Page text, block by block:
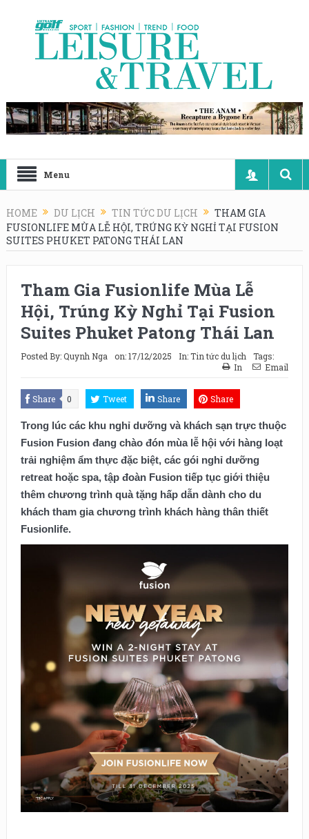
Menu
HOME DU LỊCH TIN TỨC DU LỊCH
THAM GIA
FUSIONLIFE MÙA LỄ HỘI, TRÚNG KỲ NGHỈ TẠI FUSION
SUITES PHUKET PATONG THÁI LAN
Tham Gia Fusionlife Mùa Lễ
Hội, Trúng Kỳ Nghỉ Tại Fusion
Suites Phuket Patong Thái Lan
Posted By:Quynh Nga on:17/12/2025 In:Tin tức du lịch
Tags:
In
Email
Share 0 Tweet Share Share
Trong lúc các khu nghỉ dưỡng và khách sạn trực thuộc
Fusion Fusion đang chào đón mùa lễ hội với hàng loạt
trải nghiệm ẩm thực đặc biệt, các gói nghỉ dưỡng
retreat hoặc spa, tập đoàn Fusion tiếp tục giới thiệu
thêm chương trình quà tặng hấp dẫn dành cho du
khách tham gia chương trình khách hàng thân thiết
Fusionlife.